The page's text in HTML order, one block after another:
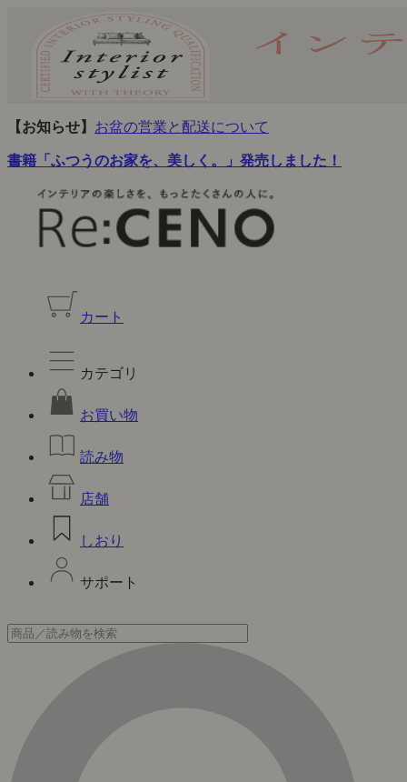
【お知らせ】 お盆の営業と配送について
書籍「ふつうのお家を、美しく。」発売しました！
カート
カテゴリ
お買い物
読み物
店舗
しおり
サポート